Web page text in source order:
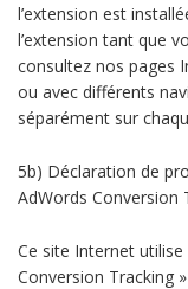
l’extension est
l’extension tant que
consultez nos pages
ou avec différents
séparément sur
5b) Déclaration de
AdWords Conversion
Ce site Internet
Conversion Tracking